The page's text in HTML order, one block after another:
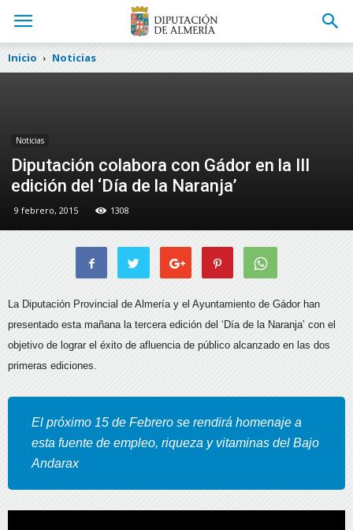
Inicio Noticias
Noticias
Diputación colabora con Gádor en la III
edición del ‘Día de la Naranja’
9 febrero, 2015 1308
La Diputación Provincial de Almería y el Ayuntamiento de Gádor han
presentado esta mañana la tercera edición del ‘Día de la Naranja’ con el
objetivo de lograr el éxito de afluencia de público alcanzado en las dos
primeras ediciones.
El próximo 15 de Febrero se rendirá homenaje a
esta fuente de empleo, riqueza y vitaminas del Bajo
Andarax